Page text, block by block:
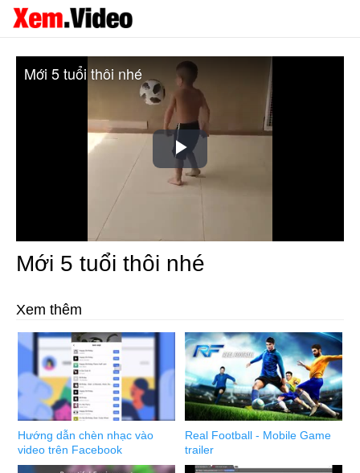
Play
Mới 5 tuổi thôi nhé
Mới 5 tuổi thôi nhé
Xem thêm
Hướng dẫn chèn nhạc vào
video trên Facebook
Real Football - Mobile Game
trailer